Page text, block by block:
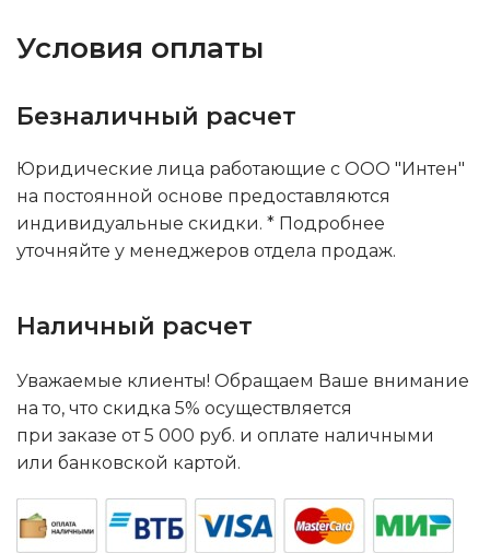
Условия оплаты
Безналичный расчет
Юридические лица работающие с ООО "Интен"
на постоянной основе предоставляются
индивидуальные скидки. * Подробнее
уточняйте у менеджеров отдела продаж.
Наличный расчет
Уважаемые клиенты! Обращаем Ваше внимание
на то, что скидка 5% осуществляется
при заказе от 5 000 руб. и оплате наличными
или банковской картой.